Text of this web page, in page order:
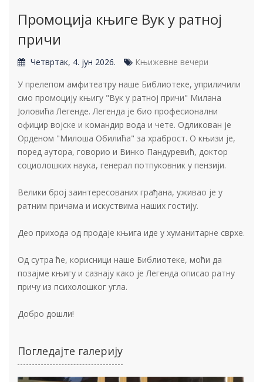
Промоција књиге Вук у ратној
причи
Четвртак, 4. јун 2026.
Књижевне вечери
У прелепом амфитеатру наше Библиотеке, уприличили
смо промоцију књигу "Вук у ратној причи" Милана
Јоловића Легенде. Легенда је био професионални
официр војске и командир вода и чете. Одликован је
Орденом "Милоша Обилића" за храброст. О књизи је,
поред аутора, говорио и Винко Пандуревић, доктор
социолошких наука, генерал потпуковник у пензији.
Велики број заинтересованих грађана, уживао је у
ратним причама и искуствима наших гостију.
Део прихода од продаје књига иде у хуманитарне сврхе.
Од сутра ће, корисници наше Библиотеке, моћи да
позајме књигу и сазнају како је Легенда описао ратну
причу из психолошког угла.
Добро дошли!
Погледајте галерију